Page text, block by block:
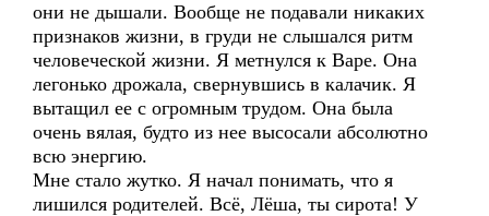
они не дышали. Вообще не подавали никаких
признаков жизни, в груди не слышался ритм
человеческой жизни. Я метнулся к Варе. Она
легонько дрожала, свернувшись в калачик. Я
вытащил ее с огромным трудом. Она была
очень вялая, будто из нее высосали абсолютно
всю энергию.
Мне стало жутко. Я начал понимать, что я
лишился родителей. Всё, Лёша, ты сирота! У